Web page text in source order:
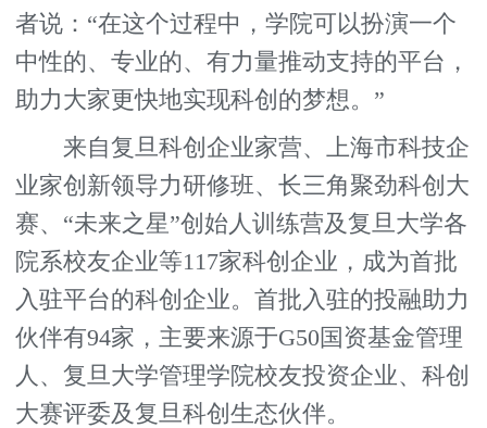
者说：“在这个过程中，学院可以扮演一个
中性的、专业的、有力量推动支持的平台，
助力大家更快地实现科创的梦想。”
来自复旦科创企业家营、上海市科技企
业家创新领导力研修班、长三角聚劲科创大
赛、“未来之星”创始人训练营及复旦大学各
院系校友企业等117家科创企业，成为首批
入驻平台的科创企业。首批入驻的投融助力
伙伴有94家，主要来源于G50国资基金管理
人、复旦大学管理学院校友投资企业、科创
大赛评委及复旦科创生态伙伴。